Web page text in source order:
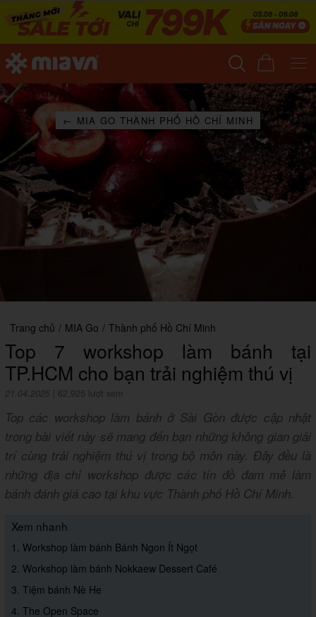
← MIA GO THÀNH PHỐ HỒ CHÍ MINH
Trang chủ / MIA Go / Thành phố Hồ Chí Minh
Top 7 workshop làm bánh tại
TP.HCM cho bạn trải nghiệm thú vị
21.04.2025 62,925 lượt xem
Top các workshop làm bánh ở Sài Gòn được cập nhật
trong bài viết này sẽ mang đến bạn những không gian giải
trí cùng trải nghiệm thú vị trong bộ môn này. Đây đều là
những địa chỉ workshop được các tín đồ đam mê làm
bánh đánh giá cao tại khu vực Thành phố Hồ Chí Minh.
Xem nhanh
1. Workshop làm bánh Bánh Ngon Ít Ngọt
2. Workshop làm bánh Nokkaew Dessert Café
3. Tiệm bánh Nè He
4. The Open Space